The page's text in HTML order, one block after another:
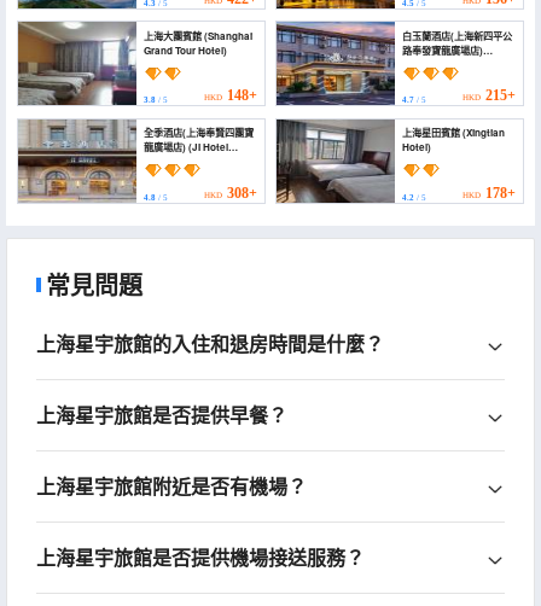
4.3 / 5 4.5/ 5
上海大團賓館 (Shanghai
Grand Tour Hotel)
3.8 / 5 HKD 148+
白玉蘭酒店(上海新四平公
路奉發寶龍廣場店)
(Magnotel Hotel
(Shanghai Xin Siping
Highway Fengfa
Baolong Plaza))
4.7/ 5 HKD 215+
全季酒店(上海奉賢四團寶
龍廣場店) (JI Hotel
(Shanghai Fengxian
Situan Baolong
Guangchang))
4.8 / 5 HKD 308+
上海星田賓館 (Xingtian
Hotel)
4.2/ 5 HKD 178+
常見問題
上海星宇旅館的入住和退房時間是什麼？
上海星宇旅館是否提供早餐？
上海星宇旅館附近是否有機場？
上海星宇旅館是否提供機場接送服務？